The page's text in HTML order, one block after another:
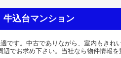
牛込台マンション
です。中古でありながら、室内もきれ
でお求め下さい。当社なら物件情報